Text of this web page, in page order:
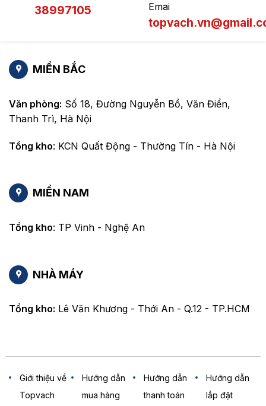
38997105
Emai
MIỀN BẮC
Văn phòng: Số 18, Đường Nguyễn Bồ, Văn Điển,
Thanh Trì, Hà Nội
Tổng kho: KCN Quất Động - Thường Tín - Hà Nội
MIỀN NAM
Tổng kho: TP Vinh - Nghệ An
NHÀ MÁY
Tổng kho: Lê Văn Khương - Thới An - Q.12 - TP.HCM
Giới thiệu về
Topvach
Hướng dẫn
mua hàng
Hướng dẫn
thanh toán
Hướng dẫn
lắp đặt